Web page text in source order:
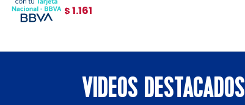
$ 1.161
VIDEOS DESTACADOS